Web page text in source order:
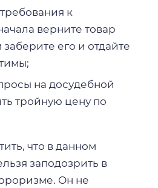
к
верните товар
его и отдайте
на досудебной
тройную цену по
что в данном
заподозрить в
Он не